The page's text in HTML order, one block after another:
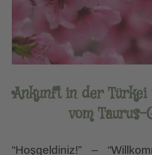
Ankunft in der
vom Taurus-
“Hoşgeldiniz!” –